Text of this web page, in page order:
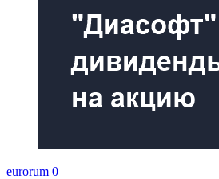
eurorum 0